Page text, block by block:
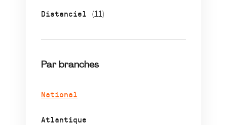
Distanciel (11)
Par branches
National
Atlantique